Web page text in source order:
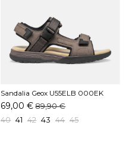
Sandalia Geox U55ELB 000EK
C1381 Gris
69,00 € 89,90 €
40 41 42 43 44 45